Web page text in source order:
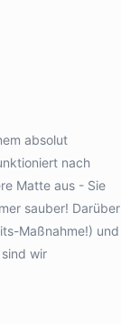
absolut
nach
Matte aus - Sie
sauber! Darüber
Maßnahme!) und
wir